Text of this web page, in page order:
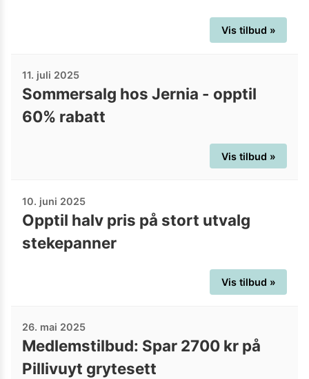
Vis tilbud »
11. juli 2025
Sommersalg hos Jernia - opptil
60% rabatt
Vis tilbud »
10. juni 2025
Opptil halv pris på stort utvalg
stekepanner
Vis tilbud »
26. mai 2025
Medlemstilbud: Spar 2700 kr på
Pillivuyt grytesett